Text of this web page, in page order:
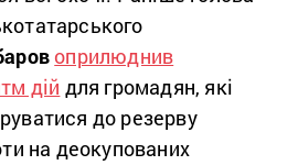
оприлюднив
дій для громадян, які
до резерву
на деокупованих